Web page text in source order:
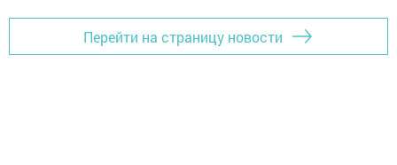
Перейти на страницу новости